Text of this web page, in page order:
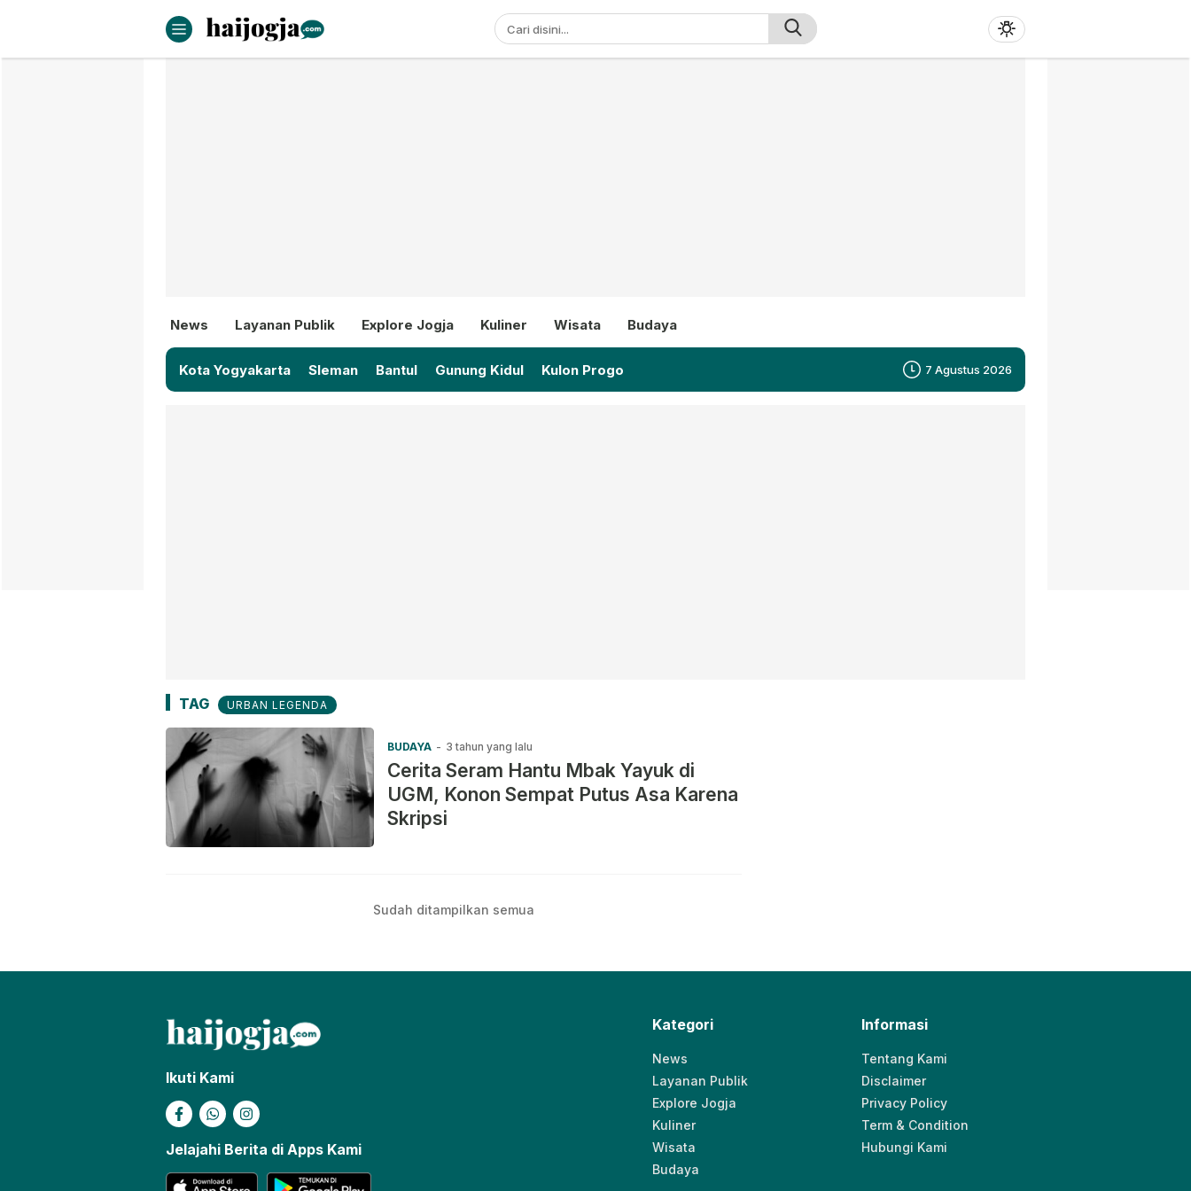
haijogja.com
Berita Jogja Terbaru dan Terkini
News Layanan Publik Explore Jogja Kuliner Wisata Budaya
Kota Yogyakarta Sleman Bantul Gunung Kidul Kulon Progo 7 Agustus 2026
TAG URBAN LEGENDA
BUDAYA - 3 tahun yang lalu
Cerita Seram Hantu Mbak Yayuk di
UGM, Konon Sempat Putus Asa Karena
Skripsi
Sudah ditampilkan semua
Ikuti Kami
Jelajahi Berita di Apps Kami
Kategori
News
Layanan Publik
Explore Jogja
Kuliner
Wisata
Budaya
Informasi
Tentang Kami
Disclaimer
Privacy Policy
Term & Condition
Hubungi Kami